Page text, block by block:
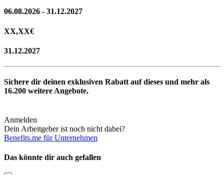
06.08.2026 - 31.12.2027
XX,XX€
31.12.2027
Sichere dir deinen exklusiven Rabatt auf dieses und mehr als
16.200 weitere Angebote.
Anmelden
Dein Arbeitgeber ist noch nicht dabei?
Benefits.me für Unternehmen
Das könnte dir auch gefallen